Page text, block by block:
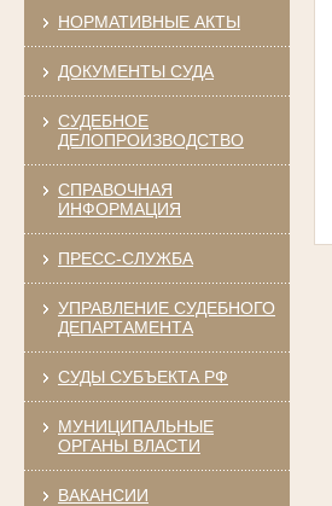
НОРМАТИВНЫЕ АКТЫ
ДОКУМЕНТЫ СУДА
СУДЕБНОЕ
ДЕЛОПРОИЗВОДСТВО
СПРАВОЧНАЯ
ИНФОРМАЦИЯ
ПРЕСС-СЛУЖБА
УПРАВЛЕНИЕ СУДЕБНОГО
ДЕПАРТАМЕНТА
СУДЫ СУБЪЕКТА РФ
МУНИЦИПАЛЬНЫЕ
ОРГАНЫ ВЛАСТИ
ВАКАНСИИ